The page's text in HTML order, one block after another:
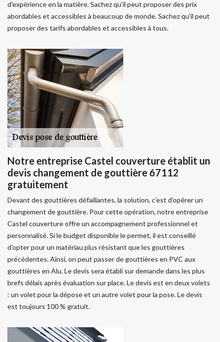
d'expérience en la matière. Sachez qu'il peut proposer des prix
abordables et accessibles à beaucoup de monde. Sachez qu'il peut
proposer des tarifs abordables et accessibles à tous.
Notre entreprise Castel couverture établit un
devis changement de gouttière 67112
gratuitement
Devant des gouttières défaillantes, la solution, c’est d’opérer un
changement de gouttière. Pour cette opération, notre entreprise
Castel couverture offre un accompagnement professionnel et
personnalisé. Si le budget disponible le permet, il est conseillé
d’opter pour un matériau plus résistant que les gouttières
précédentes. Ainsi, on peut passer de gouttières en PVC aux
gouttières en Alu. Le devis sera établi sur demande dans les plus
brefs délais après évaluation sur place. Le devis est en deux volets
: un volet pour la dépose et un autre volet pour la pose. Le devis
est toujours 100 % gratuit.